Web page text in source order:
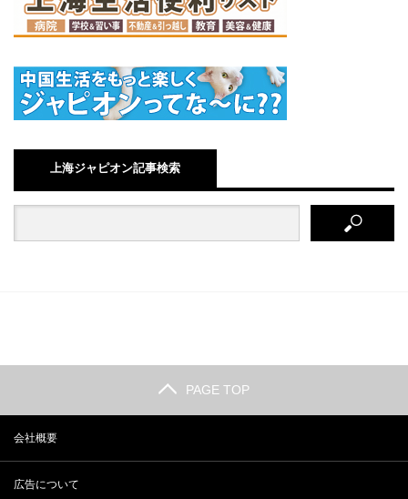
上海ジャピオン記事検索
PAGE TOP
会社概要
広告について